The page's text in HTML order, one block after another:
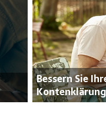
Bessern Sie